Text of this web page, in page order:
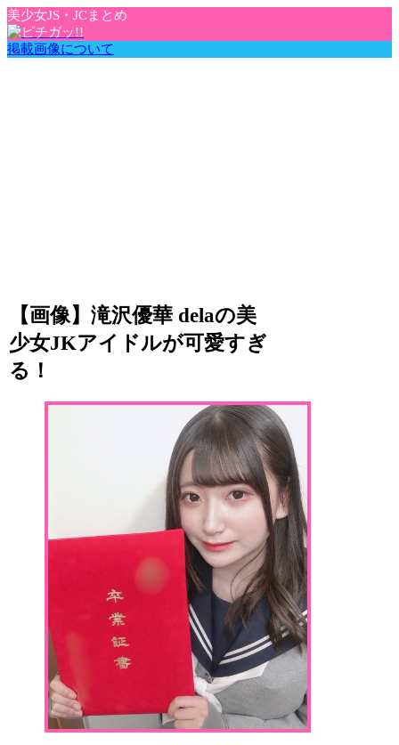
美少女JS・JCまとめ
掲載画像について
【画像】滝沢優華 delaの美
少女JKアイドルが可愛すぎ
る！